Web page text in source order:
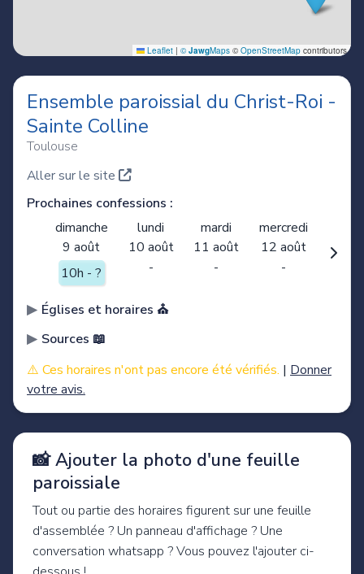
Ensemble paroissial du Christ-Roi -
Sainte Colline
Toulouse
Aller sur le site
Prochaines confessions :
dimanche
lundi mardi
mercredi
9 août
10 août 11 août
12 août
10h - ?
- - -
Églises et horaires ⛪️
Sources 📖
⚠️ Ces horaires n'ont pas encore été vérifiés. | Donner
votre avis.
📸 Ajouter la photo d'une feuille
paroissiale
Tout ou partie des horaires figurent sur une feuille
d'assemblée ? Un panneau d'affichage ? Une
conversation whatsapp ? Vous pouvez l'ajouter ci-